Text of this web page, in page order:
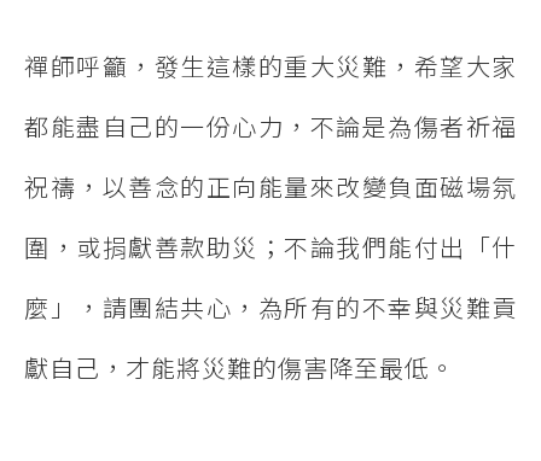
禪師呼籲，發生這樣的重大災難，希望大家
都能盡自己的一份心力，不論是為傷者祈福
祝禱，以善念的正向能量來改變負面磁場氛
圍，或捐獻善款助災；不論我們能付出「什
麼」，請團結共心，為所有的不幸與災難貢
獻自己，才能將災難的傷害降至最低。